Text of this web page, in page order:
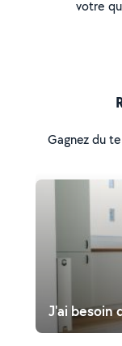
votre
Gagnez du
J'ai besoin